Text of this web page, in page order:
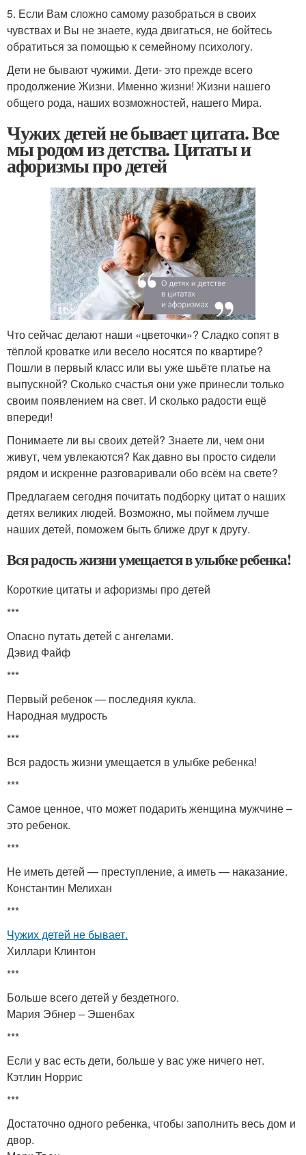
5. Если Вам сложно самому разобраться в своих
чувствах и Вы не знаете, куда двигаться, не бойтесь
обратиться за помощью к семейному психологу.
Дети не бывают чужими. Дети- это прежде всего
продолжение Жизни. Именно жизни! Жизни нашего
общего рода, наших возможностей, нашего Мира.
Чужих детей не бывает цитата. Все
мы родом из детства. Цитаты и
афоризмы про детей
Что сейчас делают наши «цветочки»? Сладко сопят в
тёплой кроватке или весело носятся по квартире?
Пошли в первый класс или вы уже шьёте платье на
выпускной? Сколько счастья они уже принесли только
своим появлением на свет. И сколько радости ещё
впереди!
Понимаете ли вы своих детей? Знаете ли, чем они
живут, чем увлекаются? Как давно вы просто сидели
рядом и искренне разговаривали обо всём на свете?
Предлагаем сегодня почитать подборку цитат о наших
детях великих людей. Возможно, мы поймем лучше
наших детей, поможем быть ближе друг к другу.
Вся радость жизни умещается в улыбке ребенка!
Короткие цитаты и афоризмы про детей
***
Опасно путать детей с ангелами.
Дэвид Файф
***
Первый ребенок — последняя кукла.
Народная мудрость
***
Вся радость жизни умещается в улыбке ребенка!
***
Самое ценное, что может подарить женщина мужчине –
это ребенок.
***
Не иметь детей — преступление, а иметь — наказание.
Константин Мелихан
***
Чужих детей не бывает.
Хиллари Клинтон
***
Больше всего детей у бездетного.
Мария Эбнер – Эшенбах
***
Если у вас есть дети, больше у вас уже ничего нет.
Кэтлин Норрис
***
Достаточно одного ребенка, чтобы заполнить весь дом и
двор.